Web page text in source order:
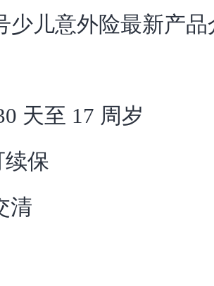
少儿意外险最新产品
天至 17 周岁
续保
清